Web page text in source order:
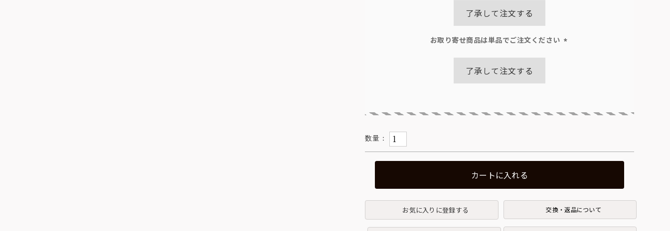
了承して注文する
お取り寄せ商品は単品でご注文ください
了承して注文する
カートに入れる
お気に入りに登録する 交換・返品について